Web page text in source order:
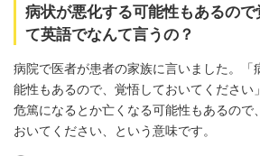
病状が悪化する可能性もあるの
て英語でなんて言うの？
病院で医者が患者の家族に言いました。「
能性もあるので、覚悟しておいてください
危篤になるとか亡くなる可能性もあるので
おいてください、という意味です。